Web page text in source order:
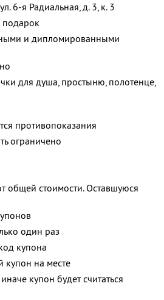
6-я Радиальная, д. 3, к. 3
подарок
и дипломированными
для душа, простыню, полотенце,
противопоказания
ограничено
общей стоимости. Оставшуюся
один раз
купона
купон на месте
купон будет считаться